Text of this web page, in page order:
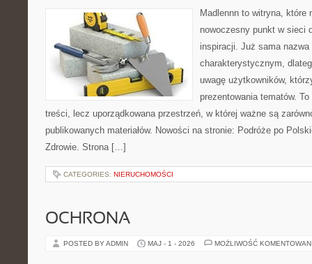
Madlennn to witryna, które
nowoczesny punkt w sieci
inspiracji. Już sama
charakterystycznym,
uwagę użytkowników,
prezentowania tematów.
treści, lecz uporządkowana przestrzeń, w której ważne są
publikowanych materiałów. Nowości na stronie: Podróże po
Zdrowie. Strona […]
CATEGORIES: NIERUCHOMOŚCI
OCHRONA
POSTED BY ADMIN MAJ - 1 - 2026 MOŻLIWOŚĆ